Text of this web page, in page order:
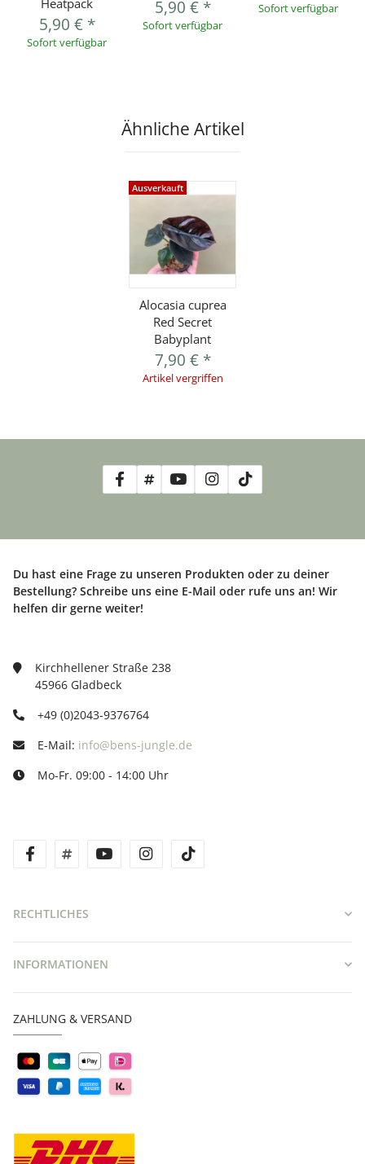
Heatpack
5,90 € *
Sofort verfügbar
5,90 € *
Sofort verfügbar
Sofort verfügbar
Ähnliche Artikel
Ausverkauft
Alocasia cuprea
Red Secret
Babyplant
7,90 € *
Artikel vergriffen
Du hast eine Frage zu unseren Produkten oder zu deiner
Bestellung? Schreibe uns eine E-Mail oder rufe uns an! Wir
helfen dir gerne weiter!
Kirchhellener Straße 238
45966 Gladbeck
+49 (0)2043-9376764
E-Mail: info@bens-jungle.de
Mo-Fr. 09:00 - 14:00 Uhr
facebooktwitter youtube instagram
RECHTLICHES
INFORMATIONEN
ZAHLUNG & VERSAND